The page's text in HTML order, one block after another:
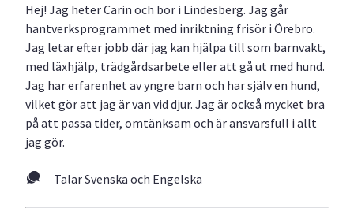
Hej! Jag heter Carin och bor i Lindesberg. Jag går
hantverksprogrammet med inriktning frisör i Örebro.
Jag letar efter jobb där jag kan hjälpa till som barnvakt,
med läxhjälp, trädgårdsarbete eller att gå ut med hund.
Jag har erfarenhet av yngre barn och har själv en hund,
vilket gör att jag är van vid djur. Jag är också mycket bra
på att passa tider, omtänksam och är ansvarsfull i allt
jag gör.
Talar Svenska och Engelska